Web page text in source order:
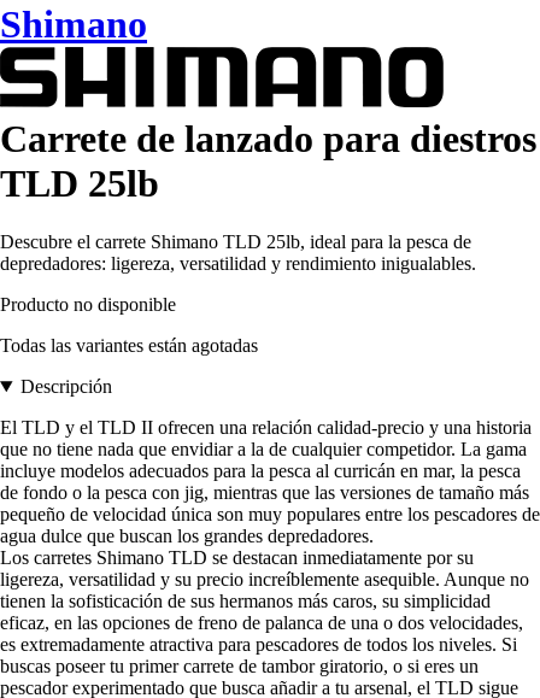
Shimano
Carrete de lanzado para diestros
TLD 25lb
Descubre el carrete Shimano TLD 25lb, ideal para la pesca de
depredadores: ligereza, versatilidad y rendimiento inigualables.
Producto no disponible
Todas las variantes están agotadas
Descripción
El TLD y el TLD II ofrecen una relación calidad-precio y una historia
que no tiene nada que envidiar a la de cualquier competidor. La gama
incluye modelos adecuados para la pesca al curricán en mar, la pesca
de fondo o la pesca con jig, mientras que las versiones de tamaño más
pequeño de velocidad única son muy populares entre los pescadores de
agua dulce que buscan los grandes depredadores.
Los carretes Shimano TLD se destacan inmediatamente por su
ligereza, versatilidad y su precio increíblemente asequible. Aunque no
tienen la sofisticación de sus hermanos más caros, su simplicidad
eficaz, en las opciones de freno de palanca de una o dos velocidades,
es extremadamente atractiva para pescadores de todos los niveles. Si
buscas poseer tu primer carrete de tambor giratorio, o si eres un
pescador experimentado que busca añadir a tu arsenal, el TLD sigue